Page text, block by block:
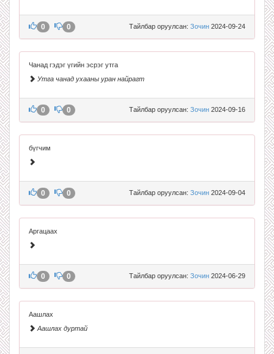
Тайлбар оруулсан: Зочин 2024-09-24
0 0
Чанад гэдэг үгийн эсрэг утга
Утга чанад ухааны уран найрагт
Тайлбар оруулсан: Зочин 2024-09-16
0 0
бүгчим
Тайлбар оруулсан: Зочин 2024-09-04
0 0
Аргацаах
Тайлбар оруулсан: Зочин 2024-06-29
0 0
Аашлах
Аашлах дуртай